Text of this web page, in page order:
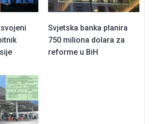
Svjetska banka planira
750 miliona dolara za
reforme u BiH